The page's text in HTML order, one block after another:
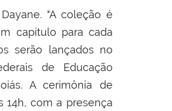
"A coleção é
capítulo para cada
serão lançados no
de Educação
A cerimônia de
14h, com a presença